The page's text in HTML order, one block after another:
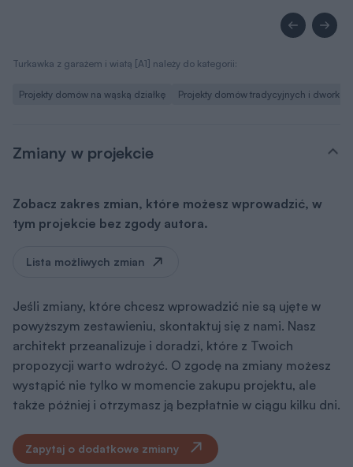
Turkawka z garażem i wiatą [A1] należy do kategorii:
Projekty domów na wąską działkę Projekty domów tradycyjnych i dworków
Zmiany w projekcie
Zobacz zakres zmian, które możesz wprowadzić, w
tym projekcie bez zgody autora.
Lista możliwych zmian
Jeśli zmiany, które chcesz wprowadzić nie są ujęte w
powyższym zestawieniu, skontaktuj się z nami. Nasz
architekt przeanalizuje i doradzi, które z Twoich
propozycji warto wdrożyć. O zgodę na zmiany możesz
wystąpić nie tylko w momencie zakupu projektu, ale
także później i otrzymasz ją bezpłatnie w ciągu kilku dni.
Zapytaj o dodatkowe zmiany